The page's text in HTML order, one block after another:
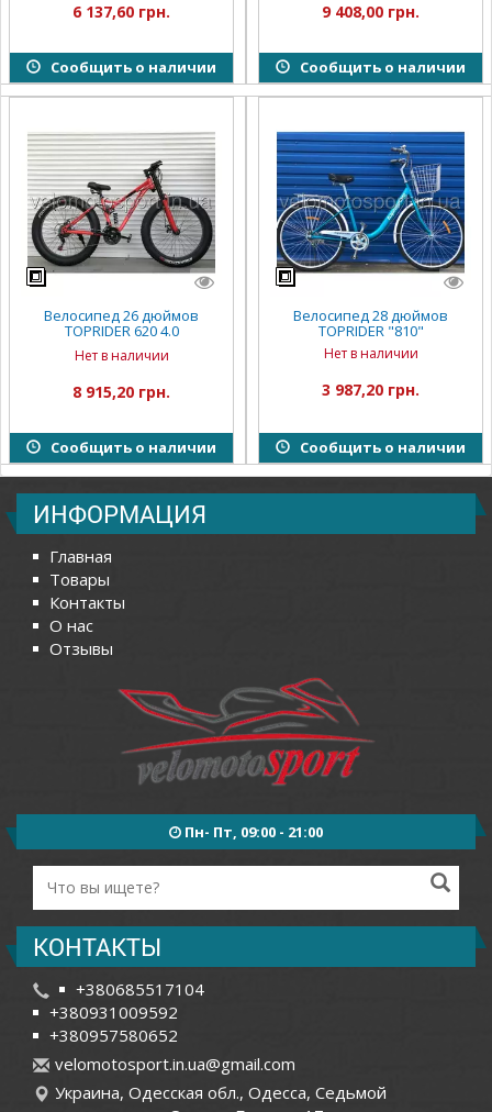
6 137,60 грн.
Сообщить о наличии
9 408,00 грн.
Сообщить о наличии
Велосипед 26 дюймов
TOPRIDER 620 4.0
(двухподвес)
Нет в наличии
8 915,20 грн.
Сообщить о наличии
Велосипед 28 дюймов
TOPRIDER "810"
Нет в наличии
3 987,20 грн.
Сообщить о наличии
ИНФОРМАЦИЯ
Главная
Товары
Контакты
О нас
Отзывы
Пн- Пт, 09:00 - 21:00
КОНТАКТЫ
+380685517104
+380931009592
+380957580652
velomotosport.in.ua@gmail.com
Украина, Одесская обл., Одесса, Седьмой